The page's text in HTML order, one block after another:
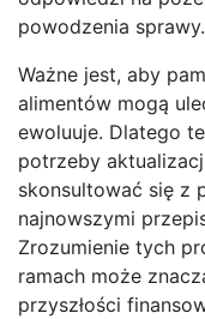
powodzenia sprawy.
Ważne jest, aby
alimentów mogą
ewoluuje. Dlatego
potrzeby
skonsultować się z
najnowszymi
Zrozumienie tych
ramach może
przyszłości